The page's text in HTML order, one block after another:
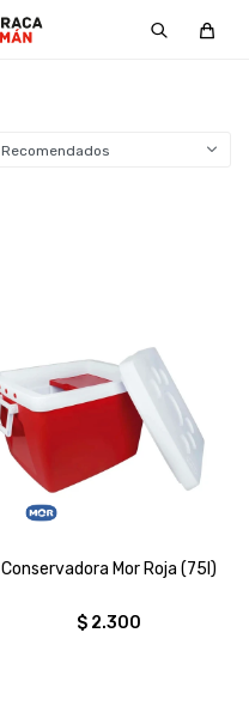
Recomendados
Conservadora Mor Roja (75l)
$ 2.300